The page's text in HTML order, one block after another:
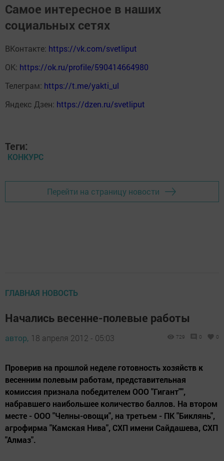
Самое интересное в наших
социальных сетях
ВКонтакте: https://vk.com/svetliput
ОК: https://ok.ru/profile/590414664980
Телеграм: https://t.me/yakti_ul
Яндекс Дзен: https://dzen.ru/svetliput
Теги:
КОНКУРС
Перейти на страницу новости
ГЛАВНАЯ НОВОСТЬ
Начались весенне-полевые работы
автор, 18 апреля 2012 - 05:03 729 0 0
Проверив на прошлой неделе готовность хозяйств к
весенним полевым работам, представительная
комиссия признала победителем ООО "Гигант"",
набравшего наибольшее количество баллов. На втором
месте - ООО "Челны-овощи", на третьем - ПК "Биклянь",
агрофирма "Камская Нива", СХП имени Сайдашева, СХП
"Алмаз".